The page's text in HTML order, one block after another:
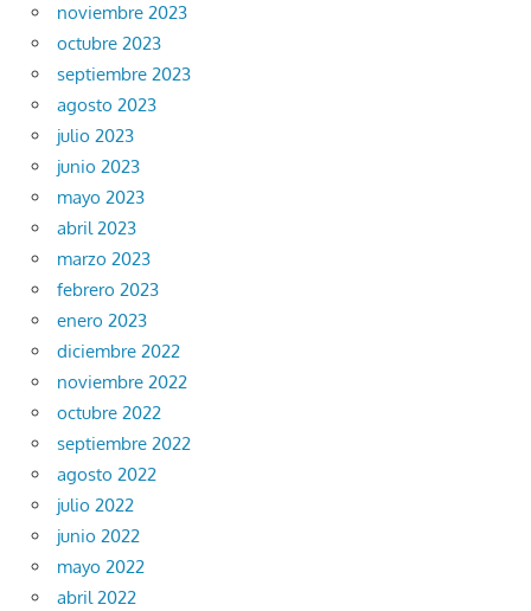
noviembre 2023
octubre 2023
septiembre 2023
agosto 2023
julio 2023
junio 2023
mayo 2023
abril 2023
marzo 2023
febrero 2023
enero 2023
diciembre 2022
noviembre 2022
octubre 2022
septiembre 2022
agosto 2022
julio 2022
junio 2022
mayo 2022
abril 2022